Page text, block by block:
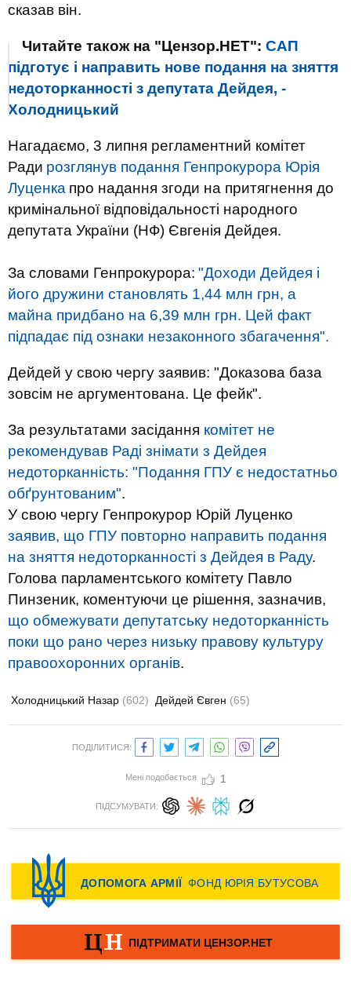
сказав він.
Читайте також на "Цензор.НЕТ": САП
підготує і направить нове подання на зняття
недоторканності з депутата Дейдея, -
Холодницький
Нагадаємо, 3 липня регламентний комітет
Ради розглянув подання Генпрокурора Юрія
Луценка про надання згоди на притягнення до
кримінальної відповідальності народного
депутата України (НФ) Євгенія Дейдея.
За словами Генпрокурора: "Доходи Дейдея і
його дружини становлять 1,44 млн грн, а
майна придбано на 6,39 млн грн. Цей факт
підпадає під ознаки незаконного збагачення".
Дейдей у свою чергу заявив: "Доказова база
зовсім не аргументована. Це фейк".
За результатами засідання комітет не
рекомендував Раді знімати з Дейдея
недоторканність: "Подання ГПУ є недостатньо
обґрунтованим".
У свою чергу Генпрокурор Юрій Луценко
заявив, що ГПУ повторно направить подання
на зняття недоторканності з Дейдея в Раду.
Голова парламентського комітету Павло
Пинзеник, коментуючи це рішення, зазначив,
що обмежувати депутатську недоторканність
поки що рано через низьку правову культуру
правоохоронних органів.
Холодницький Назар (602) Дейдей Євген (65)
ПОДІЛИТИСЯ:
Мені подобається 1
ПІДСУМУВАТИ: